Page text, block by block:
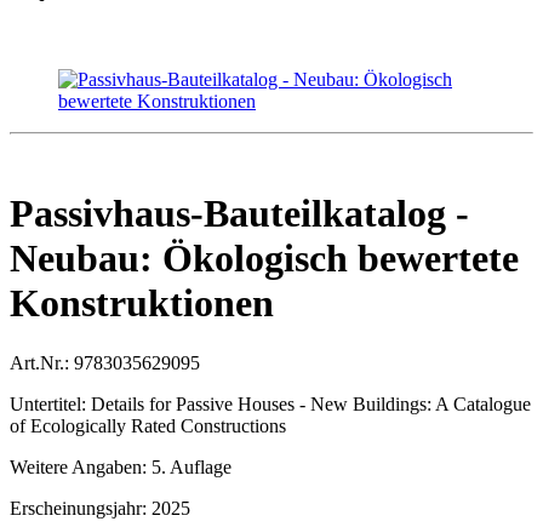
Passivhaus-Bauteilkatalog -
Neubau: Ökologisch bewertete
Konstruktionen
Art.Nr.: 9783035629095
Untertitel: Details for Passive Houses - New Buildings: A Catalogue
of Ecologically Rated Constructions
Weitere Angaben: 5. Auflage
Erscheinungsjahr: 2025